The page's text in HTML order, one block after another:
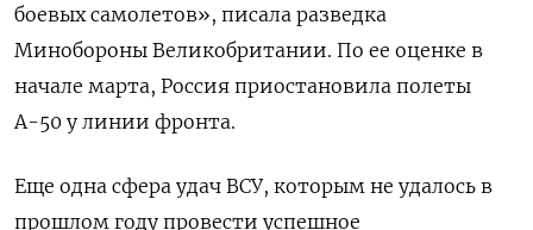
боевых самолетов», писала разведка
Минобороны Великобритании. По ее оценке в
начале марта, Россия приостановила полеты
А-50 у линии фронта.
Еще одна сфера удач ВСУ, которым не удалось в
прошлом году провести успешное